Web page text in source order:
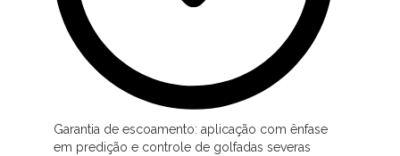
Garantia de escoamento: aplicação com ênfase
em predição e controle de golfadas severas